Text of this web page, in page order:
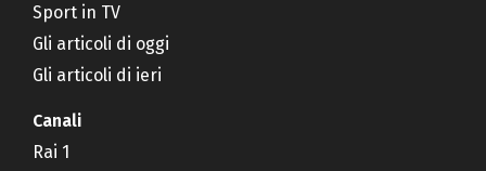
Sport in TV
Gli articoli di oggi
Gli articoli di ieri
Canali
Rai 1